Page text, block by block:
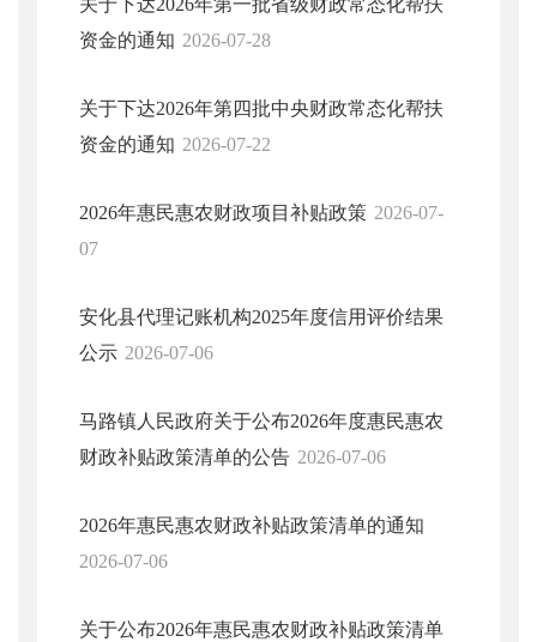
关于下达2026年第一批省级财政常态化帮扶
资金的通知 2026-07-28
关于下达2026年第四批中央财政常态化帮扶
资金的通知 2026-07-22
2026年惠民惠农财政项目补贴政策 2026-07-
07
安化县代理记账机构2025年度信用评价结果
公示 2026-07-06
马路镇人民政府关于公布2026年度惠民惠农
财政补贴政策清单的公告 2026-07-06
2026年惠民惠农财政补贴政策清单的通知
2026-07-06
关于公布2026年惠民惠农财政补贴政策清单